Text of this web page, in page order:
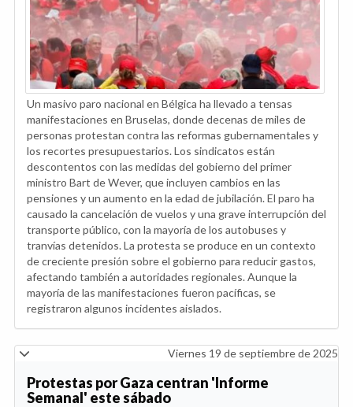
Un masivo paro nacional en Bélgica ha llevado a tensas
manifestaciones en Bruselas, donde decenas de miles de
personas protestan contra las reformas gubernamentales y
los recortes presupuestarios. Los sindicatos están
descontentos con las medidas del gobierno del primer
ministro Bart de Wever, que incluyen cambios en las
pensiones y un aumento en la edad de jubilación. El paro ha
causado la cancelación de vuelos y una grave interrupción del
transporte público, con la mayoría de los autobuses y
tranvías detenidos. La protesta se produce en un contexto
de creciente presión sobre el gobierno para reducir gastos,
afectando también a autoridades regionales. Aunque la
mayoría de las manifestaciones fueron pacíficas, se
registraron algunos incidentes aislados.
Viernes 19 de septiembre de 2025
Protestas por Gaza centran 'Informe
Semanal' este sábado